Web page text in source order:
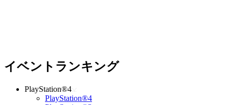
イベントランキング
PlayStation®4
PlayStation®4